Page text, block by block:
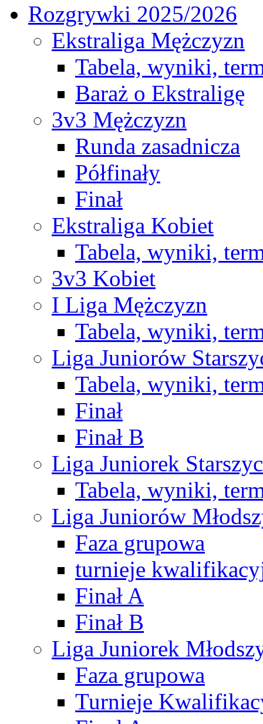
Rozgrywki 2025/2026
Ekstraliga Mężczyzn
Tabela, wyniki,
Baraż o Ekstraligę
3v3 Mężczyzn
Runda zasadnicza
Półfinały
Finał
Ekstraliga Kobiet
Tabela, wyniki,
3v3 Kobiet
I Liga Mężczyzn
Tabela, wyniki,
Liga Juniorów
Tabela, wyniki,
Finał
Finał B
Liga Juniorek
Tabela, wyniki,
Liga Juniorów
Faza grupowa
turnieje
Finał A
Finał B
Liga Juniorek
Faza grupowa
Turnieje